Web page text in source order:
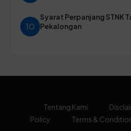
10
Syarat Perpanjang STNK
Pekalongan
Tentang Kami
Policy
Terms &